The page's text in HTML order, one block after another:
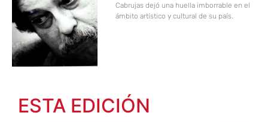
Cabrujas dejó una huella imborrable en el
ámbito artístico y cultural de su país.
ESTA EDICIÓN